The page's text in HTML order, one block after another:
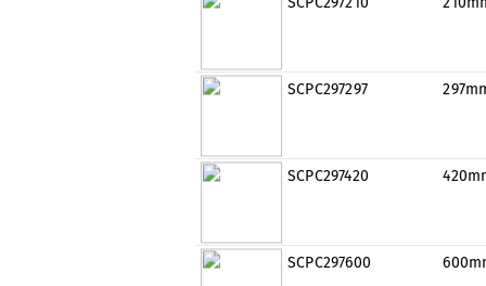
SCPC297297
SCPC297420
SCPC297600